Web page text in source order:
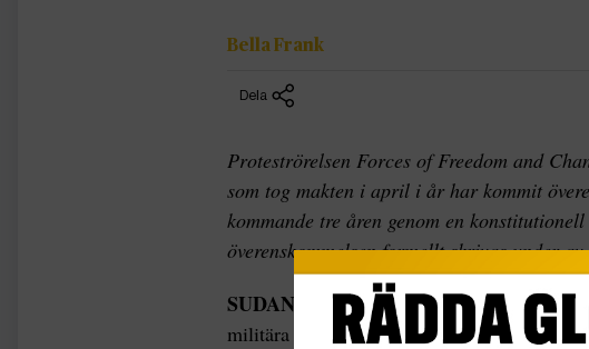
Bella Frank
Dela
Proteströrelsen Forces of Freedom and
som tog makten i april i år har kommit
kommande tre åren genom en
överenskommelsen formellt skrivas under
SUDAN I söndags undertecknades den
militära övergångsrådets andreman